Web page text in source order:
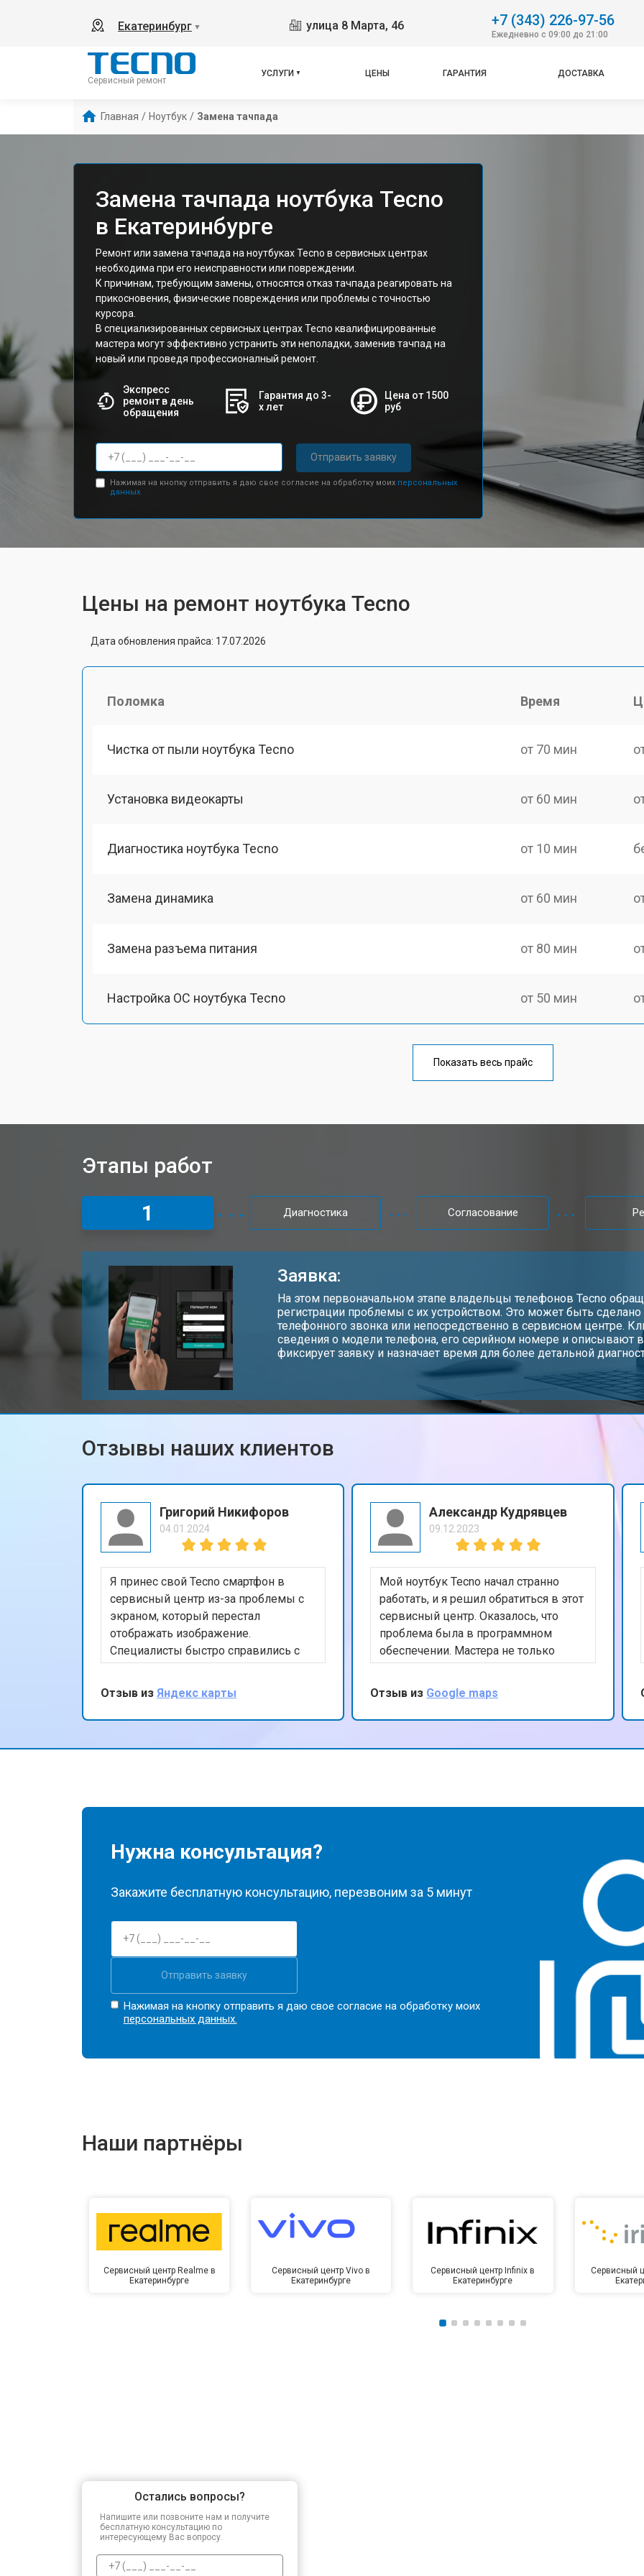
Екатеринбург ▼ улица 8 Марта, 46 +7 (343) 226-97-56
Ежедневно с 09:00 до 21:00
Сервисный ремонт
УСЛУГИ ЦЕНЫ ГАРАНТИЯ ДОСТАВКА
Главная / Ноутбук / Замена тачпада
Замена тачпада ноутбука Tecno
в Екатеринбурге
Ремонт или замена тачпада на ноутбуках Tecno в сервисных центрах
необходима при его неисправности или повреждении.
К причинам, требующим замены, относятся отказ тачпада реагировать на
прикосновения, физические повреждения или проблемы с точностью
курсора.
В специализированных сервисных центрах Tecno квалифицированные
мастера могут эффективно устранить эти неполадки, заменив тачпад на
новый или проведя профессионалный ремонт.
Экспресс
ремонт в день
обращения
Гарантия до 3-
х лет
Цена от 1500
руб
Отправить заявку
Нажимая на кнопку отправить я даю свое согласие на обработку моих персональных
данных.
Цены на ремонт ноутбука Tecno
Дата обновления прайса: 17.07.2026
Поломка Время
Чистка от пыли ноутбука Tecno от 70 мин
Установка видеокарты от 60 мин
Диагностика ноутбука Tecno от 10 мин
Замена динамика от 60 мин
Замена разъема питания от 80 мин
Настройка ОС ноутбука Tecno от 50 мин
от 100 мин
Установка драйверов Windows от 40 мин
Замена жесткого диска HDD/SSD от 60 мин
Замена разъема HDMI от 110 мин
Замена аккумулятора
Замена матрицы ноутбука Tecno от 50 мин
Замена Wi-Fi ноутбука Tecno от 70 мин
Ремонт цепи питания от 70 мин
Замена USB порта
Замена звуковой карты от 50 мин
Замена микрофона
Замена оперативной памяти
Прошивка BIOS ноутбука Tecno
Замена северного моста от 100 мин
Показать весь прайс
Этапы работ
1
Диагностика Согласование
Заявка:
На этом первоначальном этапе владельцы телефонов Tecno
регистрации проблемы с их устройством. Это может быть
телефонного звонка или непосредственно в сервисном центре.
сведения о модели телефона, его серийном номере и
фиксирует заявку и назначает время для более детальной
Отзывы наших клиентов
Григорий Никифоров
04.01.2024
Я принес свой Tecno смартфон в
сервисный центр из-за проблемы с
экраном, который перестал
отображать изображение.
Специалисты быстро справились с
проблемой, заменив экран в тот же
день. Я доволен качеством работы и
скоростью обслуживания. Спасибо за
вашу профессиональную помощь!
Отзыв из Яндекс карты
Александр Кудрявцев
09.12.2023
Мой ноутбук Tecno начал странно
работать, и я решил обратиться в этот
сервисный центр. Оказалось, что
проблема была в программном
обеспечении. Мастера не только
быстро устранили сбой, но и дали
полезные советы по
предотвращению подобных проблем
в будущем. Очень благодарен за
дружелюбное обслуживание.
Отзыв из Google maps
Нужна консультация?
Закажите бесплатную консультацию, перезвоним за 5 минут
Отправить заявку
Нажимая на кнопку отправить я даю свое согласие на обработку моих
персональных данных.
Наши партнёры
Сервисный центр Realme в
Екатеринбурге
Сервисный центр Vivo в
Екатеринбурге
Сервисный центр Infinix в
Екатеринбурге
Сервисный
Остались вопросы?
Напишите или позвоните нам и получите
бесплатную консультацию по
интересующему Вас вопросу.